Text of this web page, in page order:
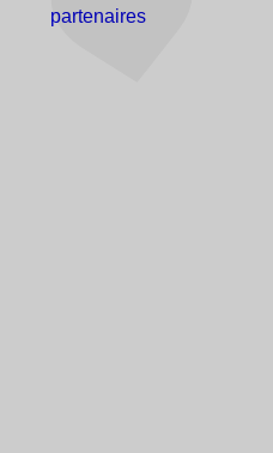
partenaires